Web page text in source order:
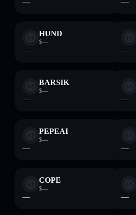
HUND
$—
— —
BARSIK
$—
— —
PEPEAI
$—
— —
COPE
$—
— —